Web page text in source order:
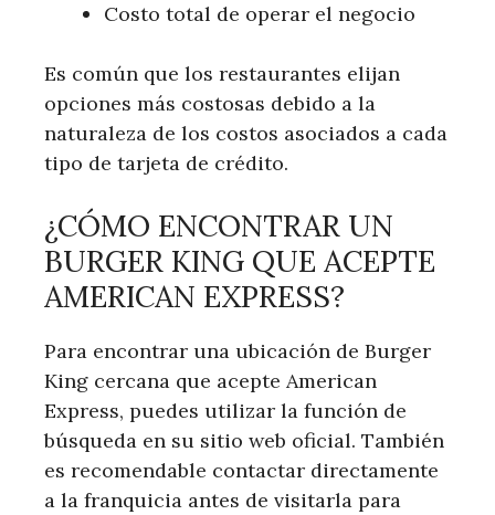
Costo total de operar‍ el negocio
Es común que los restaurantes elijan
opciones más costosas debido a ⁤la
naturaleza de los costos asociados a cada
tipo de tarjeta ​de crédito.
¿CÓMO ENCONTRAR UN
BURGER KING QUE ACEPTE
AMERICAN EXPRESS?
Para encontrar​ una ubicación de‌ Burger
King cercana ​que acepte American
Express, puedes utilizar la función de
búsqueda en su sitio web oficial.⁣ También
es recomendable contactar directamente
a la franquicia antes de visitarla para